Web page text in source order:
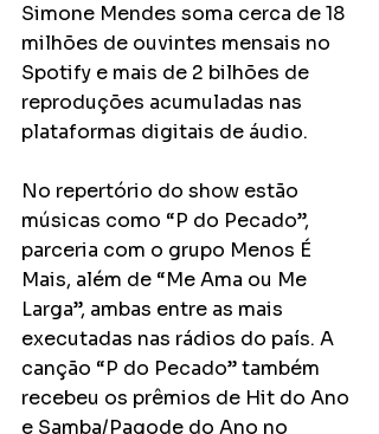
Simone Mendes soma cerca de 18
milhões de ouvintes mensais no
Spotify e mais de 2 bilhões de
reproduções acumuladas nas
plataformas digitais de áudio.
No repertório do show estão
músicas como “P do Pecado”,
parceria com o grupo Menos É
Mais, além de “Me Ama ou Me
Larga”, ambas entre as mais
executadas nas rádios do país. A
canção “P do Pecado” também
recebeu os prêmios de Hit do Ano
e Samba/Pagode do Ano no